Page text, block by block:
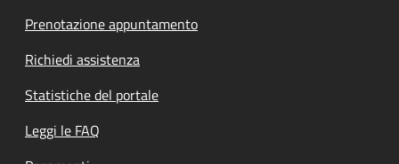
Prenotazione appuntamento
Richiedi assistenza
Statistiche del portale
Leggi le FAQ